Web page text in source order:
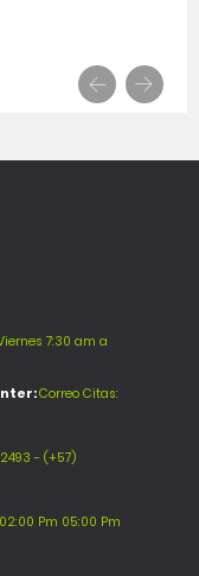
7:30 am a
Correo Citas:
- (+57)
Pm 05:00 Pm